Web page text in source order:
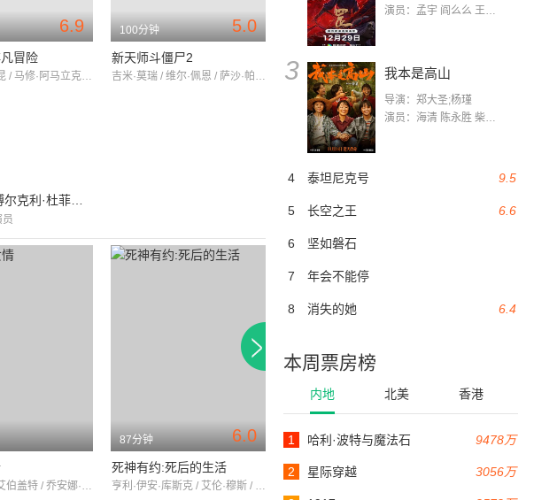
演员：孟宇 阎么么 王凯 郭政建 阎萌萌 杨默 高枫 齐斯伽 刘芊含 马程
3 我本是高山
导演：郑大圣;杨瑾
演员：海清 陈永胜 柴烨 王玥婷 万国鹏 美朵达瓦 赵瑞婷 罗解艳 郭莉娜 潘家艳
9.5
4 泰坦尼克号
6.6
5 长空之王
6 坚如磐石
7 年会不能停
6.4
8 消失的她
本周票房榜
内地 北美 香港
9478万
1 哈利·波特与魔法石
3056万
2 星际穿越
6.9
冒险
露易丝·布尔昆 / 马修·阿马立克 / 吉尔·勒卢什
5.0
100分钟
新天师斗僵尸2
吉米·莫瑞 / 维尔·佩恩 / 萨沙·帕金森
员
克里斯蒂娜·艾伯盖特 / 乔安娜·卡西迪 / 约翰·盖兹
6.0
87分钟
死神有约:死后的生活
亨利·伊安·库斯克 / 艾伦·穆斯 / 卡鲁姆·布鲁
5.3
92分钟
碧海追踪2:暗礁
143分钟
生命因你动听